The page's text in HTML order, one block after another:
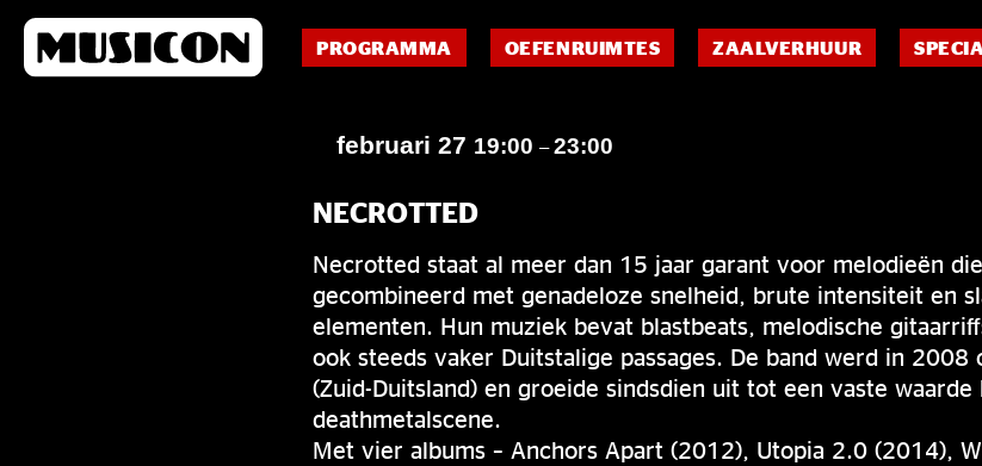
PROGRAMMA OEFENRUIMTES ZAALVERHUUR
februari 27 19:00 –23:00
NECROTTED
Necrotted staat al meer dan 15 jaar garant voor melodieën
gecombineerd met genadeloze snelheid, brute intensiteit en
elementen. Hun muziek bevat blastbeats, melodische
ook steeds vaker Duitstalige passages. De band werd in 2008
(Zuid-Duitsland) en groeide sindsdien uit tot een vaste
deathmetalscene.
Met vier albums – Anchors Apart (2012), Utopia 2.0 (2014),